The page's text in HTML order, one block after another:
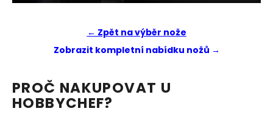
← Zpět na výběr nože
Zobrazit kompletní nabídku nožů →
PROČ NAKUPOVAT U
HOBBYCHEF?